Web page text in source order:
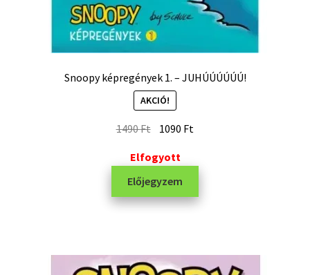
Snoopy képregények 1. – JUHÚÚÚÚÚÚ!
AKCIÓ!
1490Ft 1090 Ft
Elfogyott
Előjegyzem